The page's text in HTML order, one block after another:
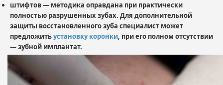
штифтов — методика оправдана при практически
полностью разрушенных зубах. Для дополнительной
защиты восстановленного зуба специалист может
предложитьустановку коронки, при его полном отсутствии
— зубной имплантат.